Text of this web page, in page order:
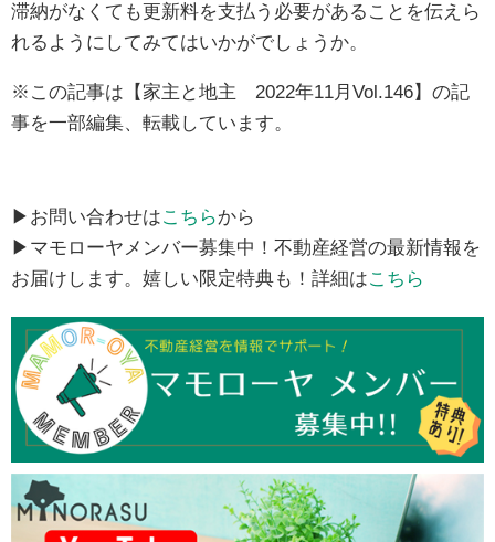
滞納がなくても更新料を支払う必要があることを伝えら
れるようにしてみてはいかがでしょうか。
※この記事は【家主と地主 2022年11月Vol.146】の記
事を一部編集、転載しています。
▶お問い合わせはこちらから
▶マモローヤメンバー募集中！不動産経営の最新情報を
お届けします。嬉しい限定特典も！詳細はこちら